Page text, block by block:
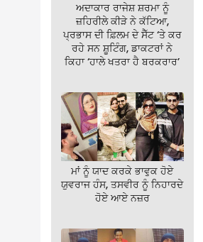
ਅਦਾਕਾਰ ਰਾਜੇਸ਼ ਸ਼ਰਮਾ ਨੂੰ
ਜ਼ਹਿਰੀਲੇ ਕੀੜੇ ਨੇ ਕੱਟਿਆ,
ਪ੍ਰਭਾਸ ਦੀ ਫ਼ਿਲਮ ਦੇ ਸੈੱਟ ‘ਤੇ ਕਰ
ਰਹੇ ਸਨ ਸ਼ੂਟਿੰਗ, ਡਾਕਟਰਾਂ ਨੇ
ਕਿਹਾ ‘ਹਾਲੇ ਖਤਰਾ ਹੈ ਬਰਕਰਾਰ’
ਮਾਂ ਨੂੰ ਯਾਦ ਕਰਕੇ ਭਾਵੁਕ ਹੋਏ
ਯੁਵਰਾਜ ਹੰਸ, ਤਸਵੀਰ ਨੂੰ ਨਿਹਾਰਦੇ
ਹੋਏ ਆਏ ਨਜ਼ਰ